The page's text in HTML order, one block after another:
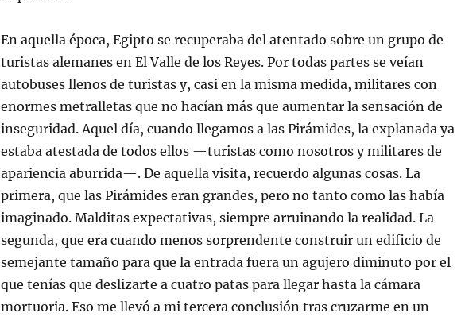
En aquella época, Egipto se recuperaba del atentado sobre un grupo de
turistas alemanes en El Valle de los Reyes. Por todas partes se veían
autobuses llenos de turistas y, casi en la misma medida, militares con
enormes metralletas que no hacían más que aumentar la sensación de
inseguridad. Aquel día, cuando llegamos a las Pirámides, la explanada ya
estaba atestada de todos ellos —turistas como nosotros y militares de
apariencia aburrida—. De aquella visita, recuerdo algunas cosas. La
primera, que las Pirámides eran grandes, pero no tanto como las había
imaginado. Malditas expectativas, siempre arruinando la realidad. La
segunda, que era cuando menos sorprendente construir un edificio de
semejante tamaño para que la entrada fuera un agujero diminuto por el
que tenías que deslizarte a cuatro patas para llegar hasta la cámara
mortuoria. Eso me llevó a mi tercera conclusión tras cruzarme en un